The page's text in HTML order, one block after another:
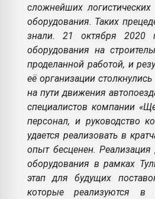
сложнейших
оборудования. Таких
знали. 21 октября 2020
оборудования на
проделанной работой, и
её организации
на пути движения
специалистов компании
персонал, и руководство
удается реализовать в
опыт бесценен.
оборудования в рамках
этап для будущих
которые реализуются